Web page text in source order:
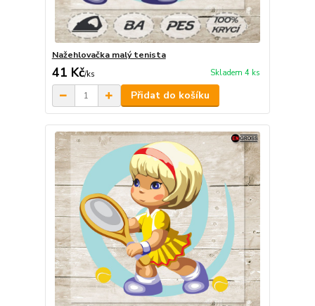
Nažehlovačka malý tenista
41 Kč/ks Skladem 4 ks
Přidat do košíku